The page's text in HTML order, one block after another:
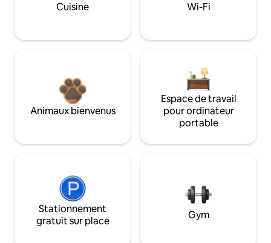
Cuisine Wi-Fi
Animaux bienvenus
Espace de travail
pour ordinateur
portable
Stationnement
gratuit sur place
Gym